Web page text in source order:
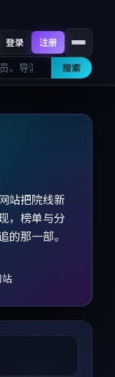
搜索
登录 注册
站把院线新
，榜单与分
的那一部。